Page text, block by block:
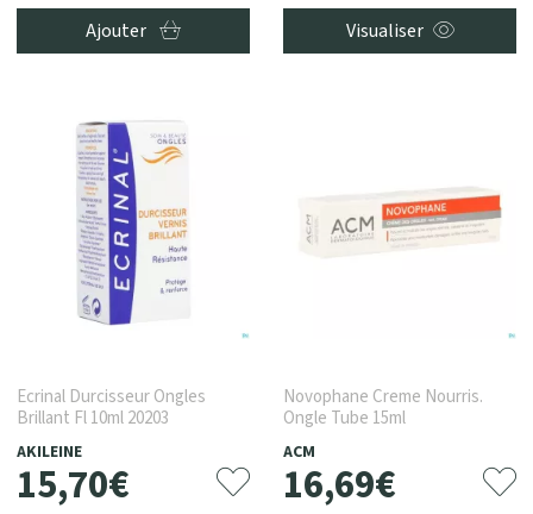
Ajouter Visualiser
Ecrinal Durcisseur Ongles
Brillant Fl 10ml 20203
AKILEINE
15,70€
Novophane Creme Nourris.
Ongle Tube 15ml
ACM
16,69€